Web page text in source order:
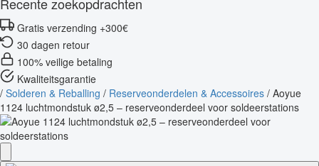
Gratis verzending +300€
30 dagen retour
100% veilige betaling
Kwaliteitsgarantie
/ Solderen & Reballing / Reserveonderdelen & Accessoires / Aoyue
1124 luchtmondstuk ø2,5 – reserveonderdeel voor soldeerstations